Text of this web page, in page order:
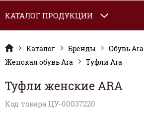
КАТАЛОГ ПРОДУКЦИИ
Каталог Бренды
Обувь Ara
Женская обувь Ara
Туфли Ara
Туфли женские ARA
Код товара ЦУ-00037220